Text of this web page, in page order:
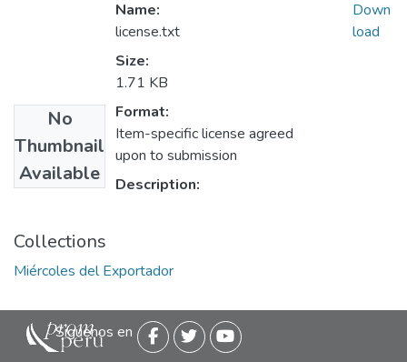
No
Thumbnail
Available
Name:
license.txt
Size:
1.71 KB
Format:
Item-specific license agreed
upon to submission
Description:
Down
load
Collections
Miércoles del Exportador
Siguenos en